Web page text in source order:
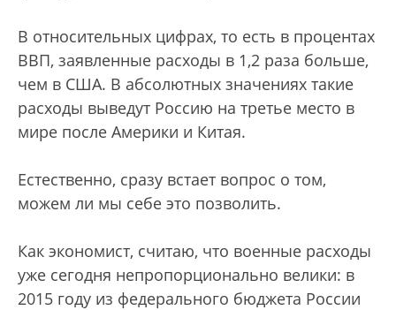
В относительных цифрах, то есть в процентах
ВВП, заявленные расходы в 1,2 раза больше,
чем в США. В абсолютных значениях такие
расходы выведут Россию на третье место в
мире после Америки и Китая.
Естественно, сразу встает вопрос о том,
можем ли мы себе это позволить.
Как экономист, считаю, что военные расходы
уже сегодня непропорционально велики: в
2015 году из федерального бюджета России